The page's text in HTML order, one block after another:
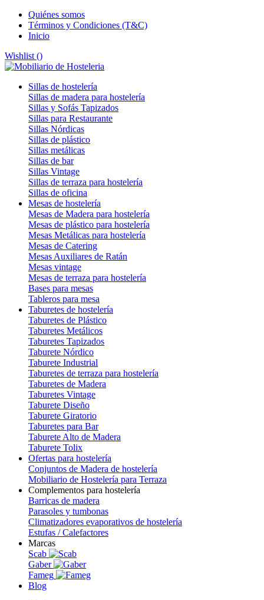
Quiénes somos
Términos y Condiciones (T&C)
Inicio
Wishlist ()
Sillas de hostelería
Sillas de madera para hostelería
Sillas y Sofás Tapizados
Sillas para Restaurante
Sillas Nórdicas
Sillas de plástico
Sillas metálicas
Sillas de bar
Sillas Vintage
Sillas de terraza para hostelería
Sillas de oficina
Mesas de hostelería
Mesas de Madera para hostelería
Mesas de plástico para hostelería
Mesas Metálicas para hostelería
Mesas de Catering
Mesas Auxiliares de Ratán
Mesas vintage
Mesas de terraza para hostelería
Bases para mesas
Tableros para mesa
Taburetes de hostelería
Taburetes de Plástico
Taburetes Metálicos
Taburetes Tapizados
Taburete Nórdico
Taburete Industrial
Taburetes de terraza para hostelería
Taburetes de Madera
Taburetes Vintage
Taburete Diseño
Taburete Giratorio
Taburetes para Bar
Taburete Alto de Madera
Taburete Tolix
Ofertas para hostelería
Conjuntos de Madera de hostelería
Mobiliario de Hostelería para Terraza
Complementos para hostelería
Barricas de madera
Parasoles y tumbonas
Climatizadores evaporativos de hostelería
Estufas / Calefactores
Marcas
Scab
Gaber
Fameg
Blog